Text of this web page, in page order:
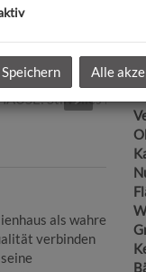
als wahre
verbinden
Speichern Alle